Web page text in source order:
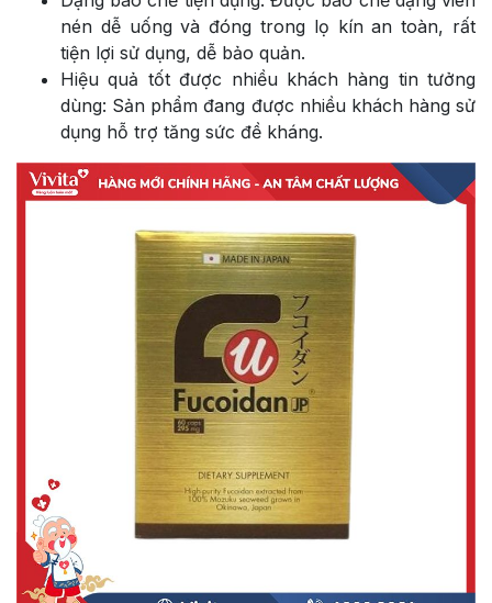
nén dễ uống và đóng trong lọ kín an toàn, rất
tiện lợi sử dụng, dễ bảo quản.
Hiệu quả tốt được nhiều khách hàng tin tưởng
dùng: Sản phẩm đang được nhiều khách hàng sử
dụng hỗ trợ tăng sức đề kháng.